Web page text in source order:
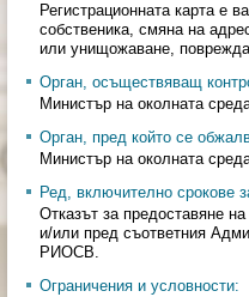
Регистрационната карта е
собственика, смяна на
или унищожаване,
Орган, осъществяващ
Министър на околната
Орган, пред който се
Министър на околната
Ред, включително срокове
Отказът за предоставяне
и/или пред съответния
РИОСВ.
Ограничения и условности: